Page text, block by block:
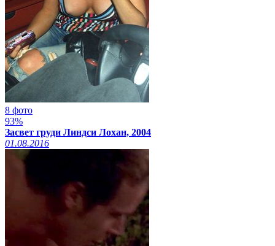
8 фото
93%
Засвет груди Линдси Лохан, 2004
01.08.2016